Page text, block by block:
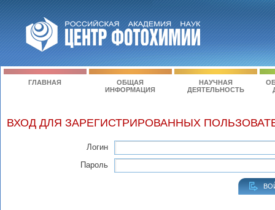
ГЛАВНАЯ
ОБЩАЯ
ИНФОРМАЦИЯ
НАУЧНАЯ
ДЕЯТЕЛЬНОСТЬ
ВХОД ДЛЯ ЗАРЕГИСТРИРОВАННЫХ
Логин
Пароль